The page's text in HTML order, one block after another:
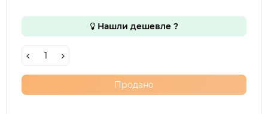
Нашли дешевле ?
Продано